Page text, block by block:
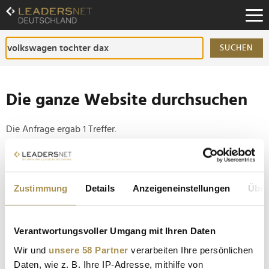
Zustimmung Details Anzeigeneinstellungen
Verantwortungsvoller Umgang mit Ihren Daten
Wir und unsere 58 Partner verarbeiten Ihre persönlichen
Daten, wie z. B. Ihre IP-Adresse, mithilfe von
Zum
Inhalt
Zur
Fußzeilen-
Navigation
SUCHEN
Die ganze Website durchsuchen
Die Anfrage ergab 1 Treffer.
Tipp
Seiten suchen, die genau diese Wortgruppe enthalten:
Warum Porsche AG aus dem DAX geflogen ist